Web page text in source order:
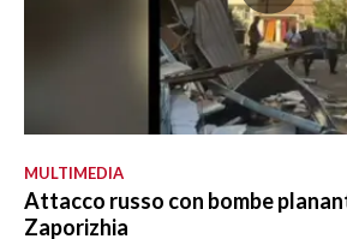
MULTIMEDIA
Attacco russo con bombe
Zaporizhia